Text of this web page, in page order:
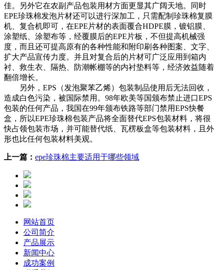
佳。另外它在农副产品包装用材方面更显其广阔天地。同时
EPE珍珠棉发泡片材还可以进行深加工，只需配制珍珠棉复膜
机、复合机即可，在EPE片材的表面覆合HDPE膜，镀铝膜、
涂塑纸、涂塑布等，经覆膜后的EPE片板，不但提高机械强
度，而且还可提高原有的各种性能和附印刷各种图案、文字、
扩大产品宣传力度。并且对复合后的片材可广泛应用到箱内
衬、救生衣、隔热、防潮帐棚等的内衬垫料等，经济效益随着
翻倍增长。
另外，EPS（发泡聚苯乙烯）包装制品使用后无法回收，
造成白色污染，被国际禁用。98年欧美等国颁布禁止进口EPS
包装的任何产品，我国在99年颁布铁路等部门禁用EPS快餐
盒，所以EPE珍珠棉包装产品将全面替代EPS包装材料，将很
快占领包装市场，并可能替代纸、瓦楞板盒等包装材料，且外
形也比任何包装材料美观。
上一篇： epe珍珠棉主要适用于哪些领域
网站首页
公司简介
产品展示
新闻中心
成功案例